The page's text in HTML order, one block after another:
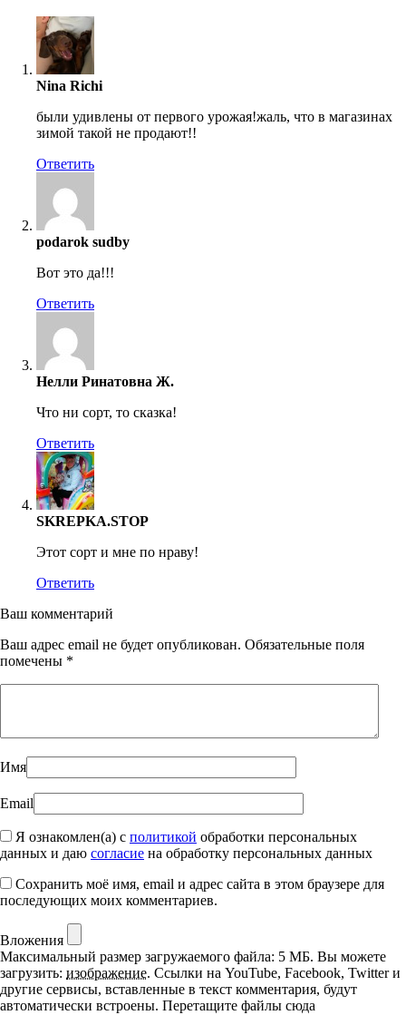
Nina Richi
были удивлены от первого урожая!жаль, что в магазинах
зимой такой не продают!!
Ответить
podarok sudby
Вот это да!!!
Ответить
Нелли Ринатовна Ж.
Что ни сорт, то сказка!
Ответить
SKREPKA.STOP
Этот сорт и мне по нраву!
Ответить
Ваш комментарий
Ваш адрес email не будет опубликован. Обязательные поля
помечены *
Имя
Email
Я ознакомлен(а) с политикой обработки персональных
данных и даю согласие на обработку персональных данных
Сохранить моё имя, email и адрес сайта в этом браузере для
последующих моих комментариев.
Вложения
Максимальный размер загружаемого файла: 5 МБ. Вы можете
загрузить: изображение. Ссылки на YouTube, Facebook, Twitter и
другие сервисы, вставленные в текст комментария, будут
автоматически встроены. Перетащите файлы сюда